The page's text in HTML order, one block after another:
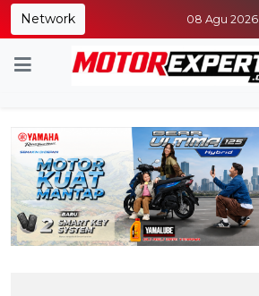
Network 08 Agu 2026